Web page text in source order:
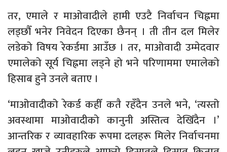
तर, एमाले र माओवादीले हामी एउटै निर्वाचन चिह्नमा
लड्छौँ भनेर निवेदन दिएका छैनन् । ती तीन दल मिलेर
लडेको विषय रेकर्डमा आउँछ । तर, माओवादी उम्मेदवार
एमालेको सूर्य चिह्नमा लड्ने हो भने परिणाममा एमालेको
हिसाब हुने उनले बताए ।
‘माओवादीको रेकर्ड कहीँ कतै रहँदैन उनले भने, ‘त्यस्तो
अवस्थामा माओवादीको कानुनी अस्तित्व देखिँदैन ।’
आन्तरिक र व्यावहारिक रूपमा दलहरू मिलेर निर्वाचनमा